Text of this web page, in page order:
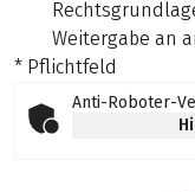
Weitergabe an
* Pflichtfeld
Anti-Roboter-